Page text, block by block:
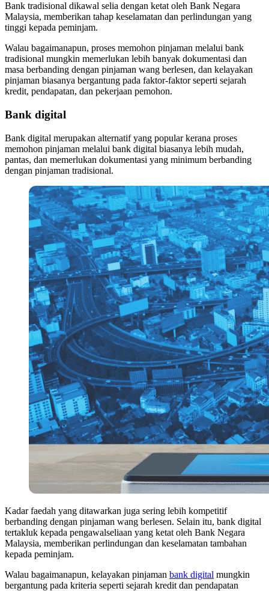
Bank tradisional dikawal selia dengan ketat oleh Bank Negara
Malaysia, memberikan tahap keselamatan dan perlindungan yang
tinggi kepada peminjam.
Walau bagaimanapun, proses memohon pinjaman melalui bank
tradisional mungkin memerlukan lebih banyak dokumentasi dan
masa berbanding dengan pinjaman wang berlesen, dan kelayakan
pinjaman biasanya bergantung pada faktor-faktor seperti sejarah
kredit, pendapatan, dan pekerjaan pemohon.
Bank digital
Bank digital merupakan alternatif yang popular kerana proses
memohon pinjaman melalui bank digital biasanya lebih mudah,
pantas, dan memerlukan dokumentasi yang minimum berbanding
dengan pinjaman tradisional.
Kadar faedah yang ditawarkan juga sering lebih kompetitif
berbanding dengan pinjaman wang berlesen. Selain itu, bank digital
tertakluk kepada pengawalseliaan yang ketat oleh Bank Negara
Malaysia, memberikan perlindungan dan keselamatan tambahan
kepada peminjam.
Walau bagaimanapun, kelayakan pinjaman bank digital mungkin
bergantung pada kriteria seperti sejarah kredit dan pendapatan